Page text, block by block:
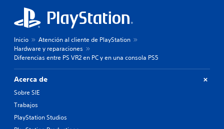
Inicio
Atención al cliente de PlayStation
Hardware y reparaciones
Diferencias entre PS VR2 en PC y en una consola PS5
Acerca de
Sobre SIE
Trabajos
PlayStation Studios